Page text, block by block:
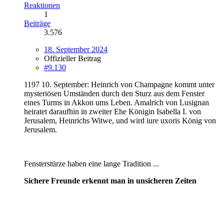
Reaktionen
1
Beiträge
3.576
18. September 2024
Offizieller Beitrag
#9.130
1197 10. September: Heinrich von Champagne kommt unter
mysteriösen Umständen durch den Sturz aus dem Fenster
eines Turms in Akkon ums Leben. Amalrich von Lusignan
heiratet daraufhin in zweiter Ehe Königin Isabella I. von
Jerusalem, Heinrichs Witwe, und wird iure uxoris König von
Jerusalem.
Fensterstürze haben eine lange Tradition ...
Sichere Freunde erkennt man in unsicheren Zeiten